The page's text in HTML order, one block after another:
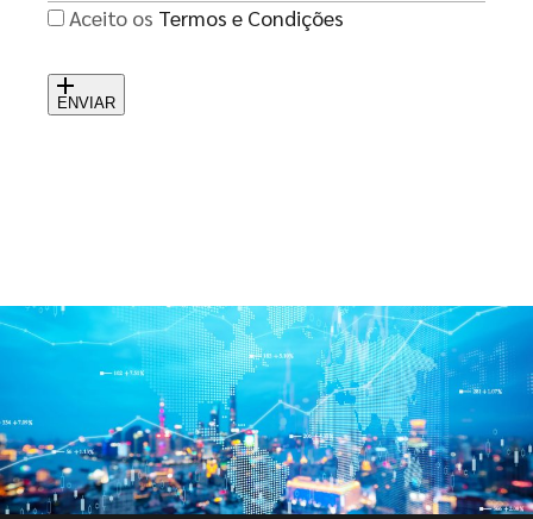
Aceito os Termos e Condições
ENVIAR